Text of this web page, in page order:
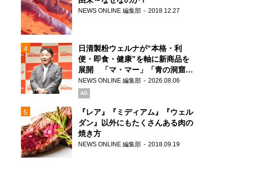
NEWS ONLINE 編集部 2018.12.27
日清製粉ウェルナが“本格・利
便・即食・健康”を軸に新商品を
展開 「マ・マー」「青の洞窟」
ブランドを強化
NEWS ONLINE 編集部 2026.08.06
『レア』『ミディアム』『ウェル
ダン』以外にもたくさんある肉の
焼き方
NEWS ONLINE 編集部 2018.09.19